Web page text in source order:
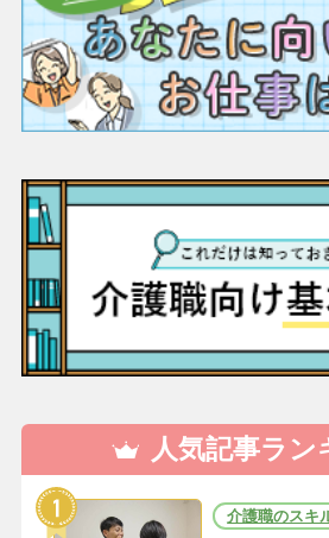
人気記事ラン
介護職のスキ